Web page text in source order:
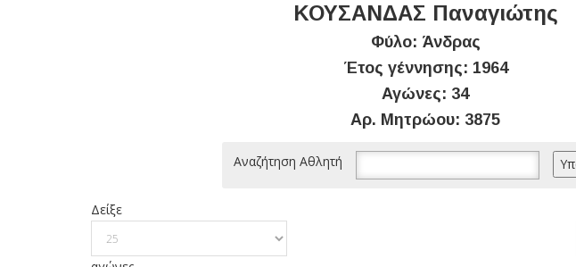
ΚΟΥΣΑΝΔΑΣ Παναγιώτης
Φύλο: Άνδρας
Έτος γέννησης: 1964
Αγώνες: 34
Αρ. Μητρώου: 3875
Αναζήτηση Αθλητή
Δείξε